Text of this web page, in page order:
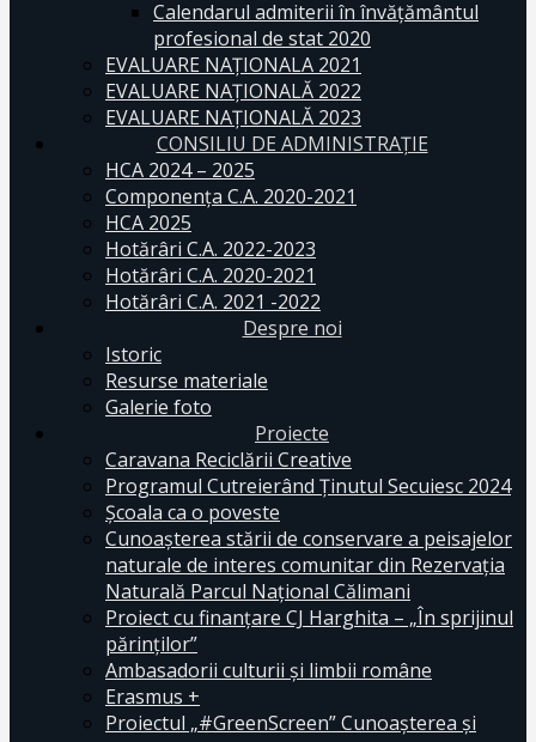
Calendarul admiterii în învăţământul
profesional de stat 2020
EVALUARE NAȚIONALA 2021
EVALUARE NAŢIONALĂ 2022
EVALUARE NAŢIONALĂ 2023
CONSILIU DE ADMINISTRAȚIE
HCA 2024 – 2025
Componența C.A. 2020-2021
HCA 2025
Hotărâri C.A. 2022-2023
Hotărâri C.A. 2020-2021
Hotărâri C.A. 2021 -2022
Despre noi
Istoric
Resurse materiale
Galerie foto
Proiecte
Caravana Reciclării Creative
Programul Cutreierând Ținutul Secuiesc 2024
Școala ca o poveste
Cunoaşterea stării de conservare a peisajelor
naturale de interes comunitar din Rezervaţia
Naturală Parcul Naţional Călimani
Proiect cu finanţare CJ Harghita – „În sprijinul
părinţilor”
Ambasadorii culturii și limbii române
Erasmus +
Proiectul „#GreenScreen” Cunoașterea şi